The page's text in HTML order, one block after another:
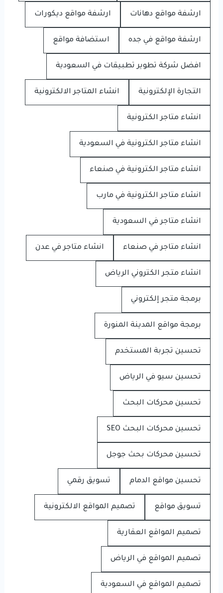
ارشفة مواقع دهانات ارشفة مواقع ديكورات
ارشفة مواقع في جده استضافة مواقع
افضل شركة تطوير تطبيقات في السعودية
التجارة الإلكترونية انشاء المتاجر الالكترونية
انشاء متاجر الكترونية
انشاء متاجر الكترونية في السعودية
انشاء متاجر الكترونية في صنعاء
انشاء متاجر الكترونية في مارب
انشاء متاجر في السعودية
انشاء متاجر في صنعاء انشاء متاجر في عدن
انشاء متجر الكتروني الرياض
برمجة متجر إلكتروني
برمجة مواقع المدينة المنورة
تحسين تجربة المستخدم
تحسين سيو في الرياض
تحسين محركات البحث
تحسين محركات البحث SEO
تحسين محركات بحث جوجل
تحسين مواقع الدمام تسويق رقمي
تسويق مواقع تصميم المواقع الالكترونية
تصميم المواقع العقارية
تصميم المواقع في الرياض
تصميم المواقع في السعودية